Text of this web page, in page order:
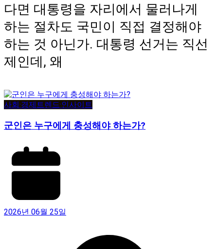
다면 대통령을 자리에서 물러나게
하는 절차도 국민이 직접 결정해야
하는 것 아닌가. 대통령 선거는 직선
제인데, 왜
사회·경제 트렌드·인사이트
군인은 누구에게 충성해야 하는가?
2026년 06월 25일